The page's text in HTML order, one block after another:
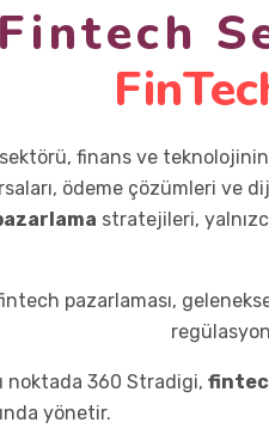
Fintech
finans ve teknolojinin
ödeme çözümleri ve
stratejileri,
pazarlaması,
noktada 360 Stradigi,
yönetir.